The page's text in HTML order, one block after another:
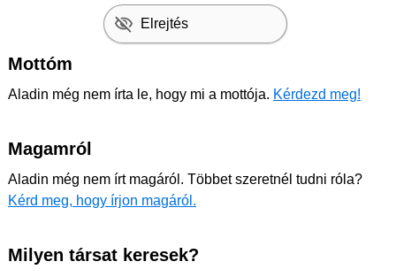
Elrejtés
Mottóm
Aladin még nem írta le, hogy mi a mottója. Kérdezd meg!
Magamról
Aladin még nem írt magáról. Többet szeretnél tudni róla?
Kérd meg, hogy írjon magáról.
Milyen társat keresek?